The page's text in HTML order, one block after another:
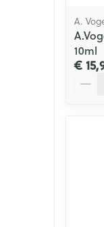
A.
10ml
€